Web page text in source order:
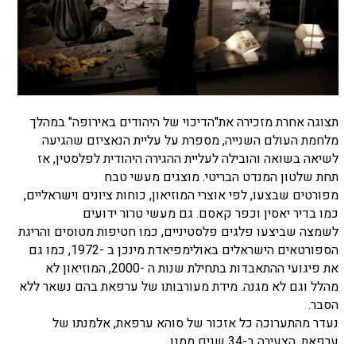
תצוגה אחרת מזכירה את"הדיכוי של היהודים באירופה" במהלך
מלחמת העולם השנייה, מספרת על עליית הנאציזם שהגיעה
לשיאה בשואה והובילה לעליית ההגירה היהודית לפלסטין, אז
תחת שלטון המנדט הבריטי. מוצגים מעשי טבח
מפורטים שבצעו, לפי אוצרי המוזיאון, כוחות ציונים וישראליים,
כמו בדיר יאסין וכפר קאסם. גם מעשי טרור ידועים
לשמצה שביצעו פלגים פלסטיניים, כמו חטיפות מטוסים והריגת
הספורטאים הישראלים באולימפיאדת מינכן ב -1972, כמו גם
את פיגועי ההתאבדות בתחילת שנות ה -2000, המוזיאון לא
מהלל וגם לא מגנה. מידת מעורבותו של ערפאת בהם נשאר ללא
הסבר.
נעדר מהתערוכה כל אזכור של סוהא ערפאת, אלמנתו של